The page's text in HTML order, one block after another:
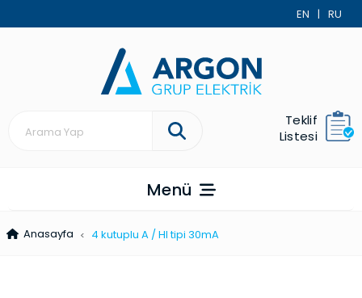
EN | RU
Teklif
Listesi
Menü
Anasayfa 4 kutuplu A / HI tipi 30mA